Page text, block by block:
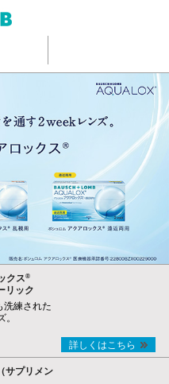
クス®
リック
洗練された
詳しくはこちら
サプリメン